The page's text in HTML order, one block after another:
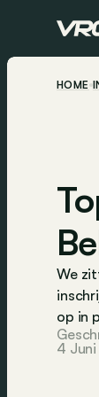
HOME
We
op in
4